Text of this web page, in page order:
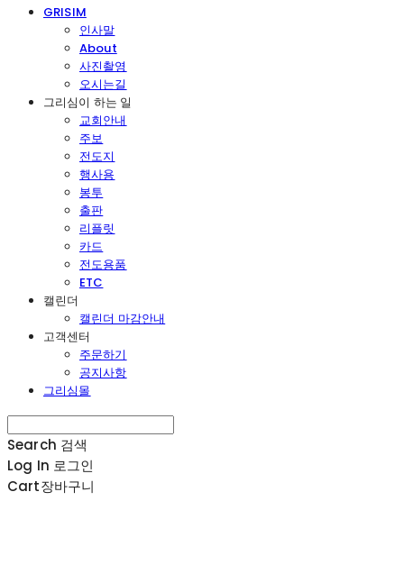
GRISIM
인사말
About
사진촬영
오시는길
그리심이 하는 일
교회안내
주보
전도지
행사용
봉투
출판
리플릿
카드
전도용품
ETC
캘린더
캘린더 마감안내
고객센터
주문하기
공지사항
그리심몰
Search 검색
Log In 로그인
Cart장바구니